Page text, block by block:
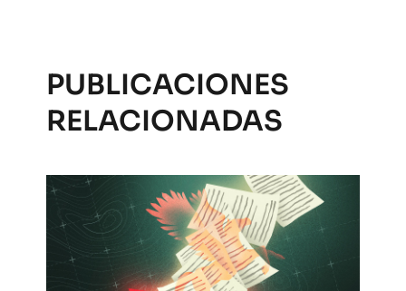
PUBLICACIONES
RELACIONADAS